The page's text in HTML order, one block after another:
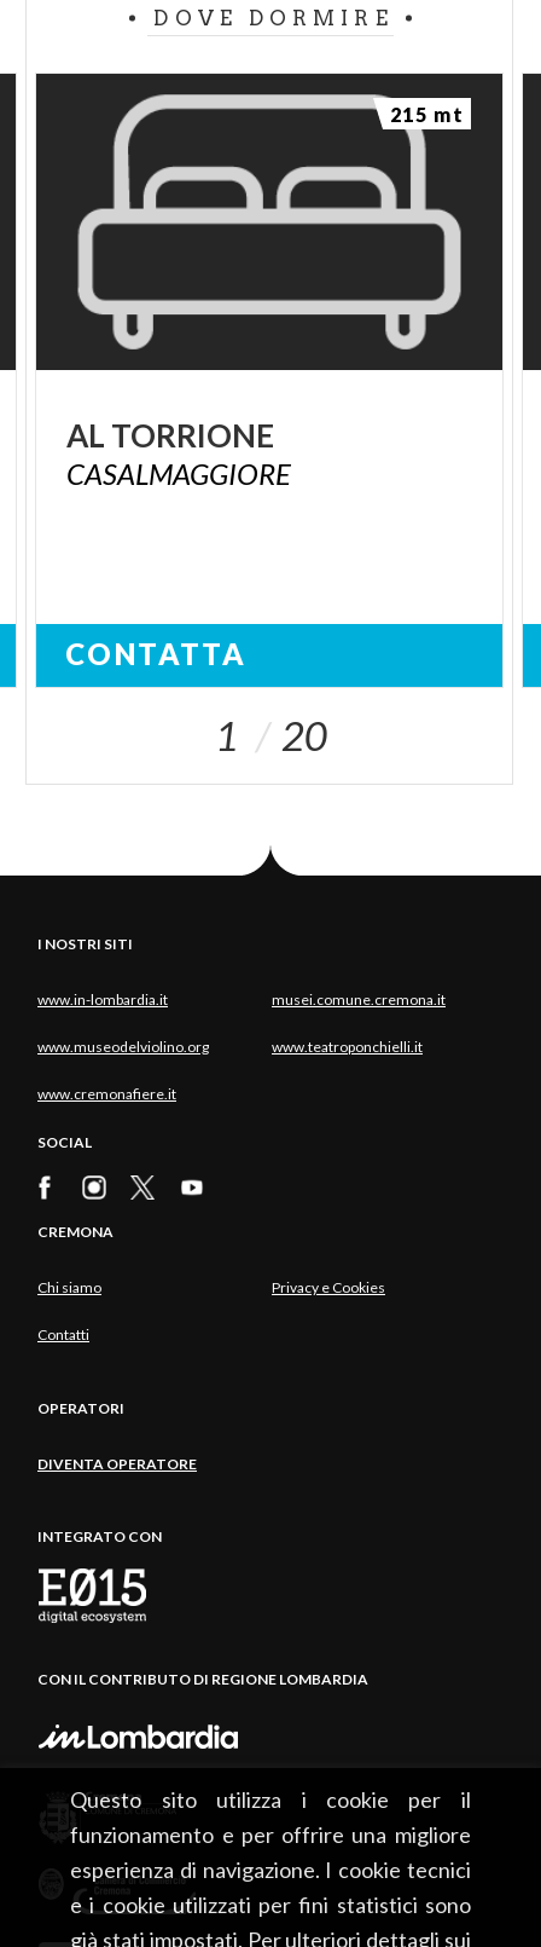
Questo sito utilizza i cookie per il
funzionamento e per offrire una migliore
esperienza di navigazione. I cookie tecnici
e i cookie utilizzati per fini statistici sono
già stati impostati. Per ulteriori dettagli sui
DOVE DORMIRE
AL TORRIONE
CASALMAGGIORE
CONTATTA
215 mt
1 20
I NOSTRI SITI
www.in-lombardia.it musei.comune.cremona.it
www.museodelviolino.org www.teatroponchielli.it
www.cremonafiere.it
SOCIAL
CREMONA
Chi siamo Privacy e Cookies
Contatti
OPERATORI
DIVENTA OPERATORE
INTEGRATO CON
CON IL CONTRIBUTO DI REGIONE LOMBARDIA